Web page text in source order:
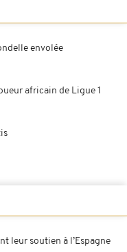
envolée
africain de Ligue 1
leur soutien à l’Espagne